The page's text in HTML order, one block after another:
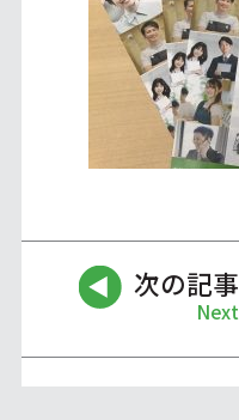
次の記事
Next